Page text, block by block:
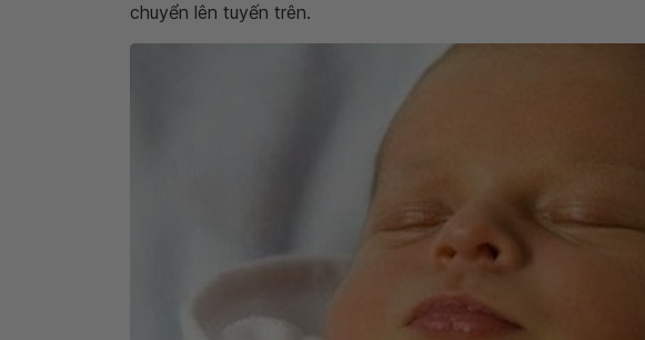
chuyển lên tuyến trên.